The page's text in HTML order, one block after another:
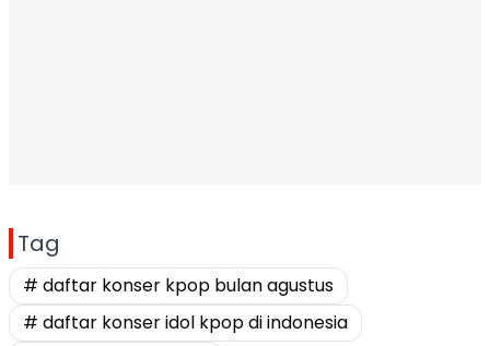
Tag
# daftar konser kpop bulan agustus
# daftar konser idol kpop di indonesia